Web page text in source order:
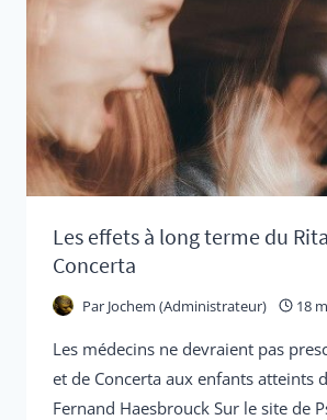
DANS
LES
DOMAINES
L'ADD,
DE
L'ADHD,
L'ODD,
L'ASS
Les effets à long terme du
Concerta
Par Jochem (Administrateur) 18
Les médecins ne devraient pas
et de Concerta aux enfants atteints
Fernand Haesbrouck Sur le site de